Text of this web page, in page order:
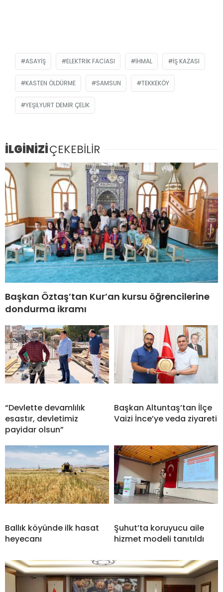
ASAYIŞ ELEKTRIK FACIASI İHMAL IŞ KAZASI
KASTEN ÖLDÜRME SAMSUN TEKKEKÖY
YEŞILYURT DEMIR ÇELIK
İLGİNİZİÇEKEBİLİR
Başkan Öztaş’tan Kur’an kursu öğrencilerine
dondurma ikramı
“Devlette devamlılık
esastır, devletimiz
payidar olsun”
Başkan Altuntaş’tan İlçe
Vaizi İnce’ye veda ziyareti
Ballık köyünde ilk hasat
heyecanı
Şuhut’ta koruyucu aile
hizmet modeli tanıtıldı